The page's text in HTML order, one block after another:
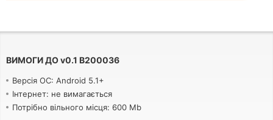
ВИМОГИ ДОv0.1 B200036
Версія ОС: Android 5.1+
Інтернет: не вимагається
Потрібно вільного місця: 600 Mb